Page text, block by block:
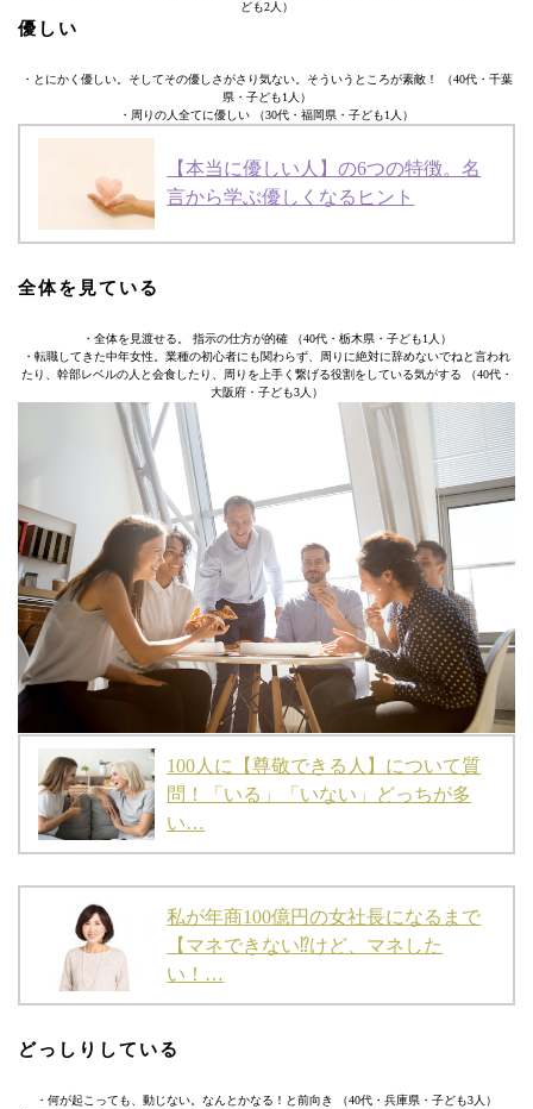
ども2人）
優しい
・とにかく優しい。そしてその優しさがさり気ない。そういうところが素敵！ （40代・千葉
県・子ども1人）
・周りの人全てに優しい （30代・福岡県・子ども1人）
【本当に優しい人】の6つの特徴。名
言から学ぶ優しくなるヒント
全体を見ている
・全体を見渡せる。 指示の仕方が的確 （40代・栃木県・子ども1人）
・転職してきた中年女性。業種の初心者にも関わらず、周りに絶対に辞めないでねと言われ
たり、幹部レベルの人と会食したり、周りを上手く繋げる役割をしている気がする （40代・
大阪府・子ども3人）
100人に【尊敬できる人】について質
問！「いる」「いない」どっちが多
い…
私が年商100億円の女社長になるまで
【マネできない⁉けど、マネした
い！…
どっしりしている
・何が起こっても、動じない。なんとかなる！と前向き （40代・兵庫県・子ども3人）